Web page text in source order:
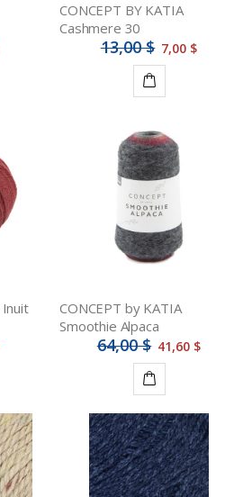
CONCEPT BY KATIA
Cashmere 30
13,00 $ 7,00 $
Inuit
CONCEPT by KATIA
Smoothie Alpaca
64,00 $ 41,60 $
Détails